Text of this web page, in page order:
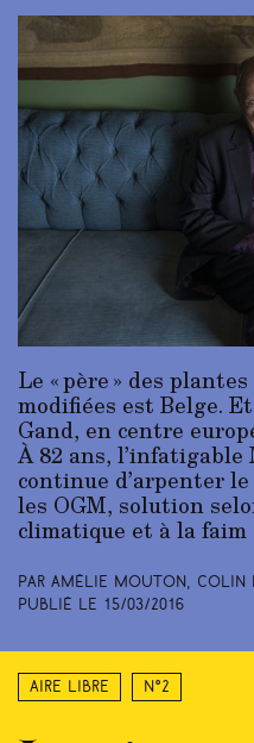
Le « père » des
modifiées est Belge.
Gand, en centre
À 82 ans,
continue d’arpenter
les OGM, solution
climatique et à la
Par Amélie Mouton, Colin
Publié le 15/03/2016
Aire libre N°2